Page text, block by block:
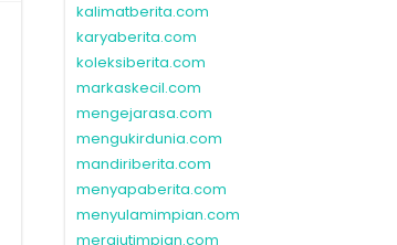
kalimatberita.com
karyaberita.com
koleksiberita.com
markaskecil.com
mengejarasa.com
mengukirdunia.com
mandiriberita.com
menyapaberita.com
menyulamimpian.com
merajutimpian.com